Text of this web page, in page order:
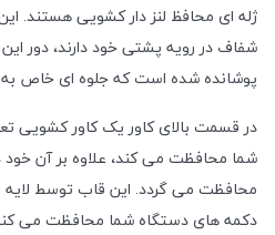
ژله ای محافظ لنز دار کشویی هستند.
شفاف در رویه پشتی خود دارند، دور
پوشانده شده است که جلوه ای خاص
در قسمت بالای کاور یک کاور کشویی
شما محافظت می کند، علاوه بر آن
محافظت می گردد. این قاب توسط لایه
دکمه های دستگاه شما محافظت می